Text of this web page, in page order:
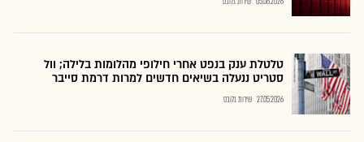
טלטלת ענק בנפט אחרי חילופי מהלומות בלילה; וול
סטריט ננעלה בשיאים חדשים למרות דרמת סייבר
27.05.2026 שירות גלובס